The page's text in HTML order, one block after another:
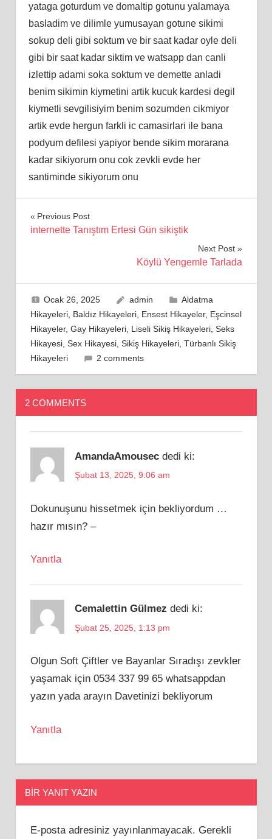
yataga goturdum ve domaltip gotunu yalamaya
basladim ve dilimle yumusayan gotune sikimi
sokup deli gibi soktum ve bir saat kadar oyle deli
gibi bir saat kadar siktim ve watsapp dan canli
izlettip adami soka soktum ve demette anladi
benim sikimin kiymetini artik kucuk kardesi degil
kiymetli sevgilisiyim benim sozumden cikmiyor
artik evde hergun farkli ic camasirlari ile bana
podyum defilesi yapiyor bende sikim morarana
kadar sikiyorum onu cok zevkli evde her
santiminde sikiyorum onu
Yazı
Previous Post
internette Tanıştım Ertesi Gün sikiştik
Next Post
Köylü Yengemle Tarlada
Ocak 26, 2025 admin
Aldatma
Hikayeleri, Baldız Hikayeleri, Ensest Hikayeler, Eşcinsel
Hikayeler, Gay Hikayeleri, Liseli Sikiş Hikayeleri, Seks
Hikayesi, Sex Hikayesi, Sikiş Hikayeleri, Türbanlı Sikiş
Hikayeleri
2 comments
2 COMMENTS
AmandaAmousec dedi ki:
Şubat 13, 2025, 9:06 am
Dokunuşunu hissetmek için bekliyordum …
hazır mısın? –
Yanıtla
Cemalettin Gülmez dedi ki:
Şubat 25, 2025, 1:13 pm
Olgun Soft Çiftler ve Bayanlar Sıradışı zevkler
yaşamak için 0534 337 99 65 whatsappdan
yazın yada arayın Davetinizi bekliyorum
Yanıtla
BIR YANIT YAZIN
E-posta adresiniz yayınlanmayacak. Gerekli